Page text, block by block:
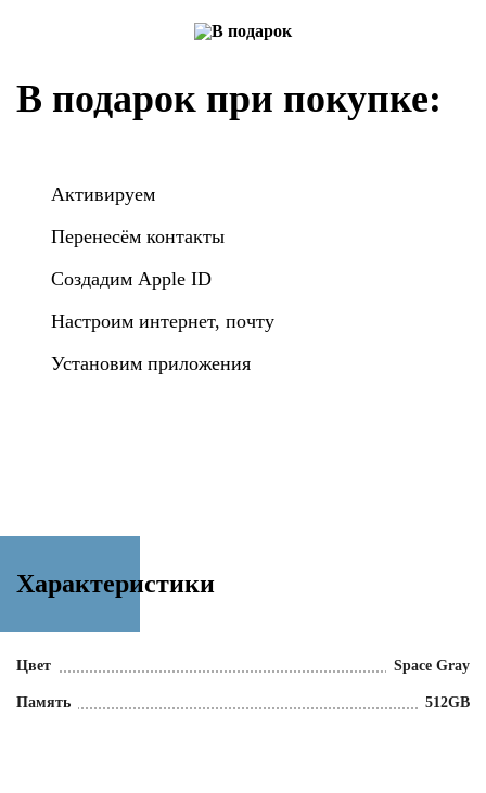
В подарок при покупке:
Активируем
Перенесём контакты
Создадим Apple ID
Настроим интернет, почту
Установим приложения
Характеристики
Цвет Space Gray
Память 512GB